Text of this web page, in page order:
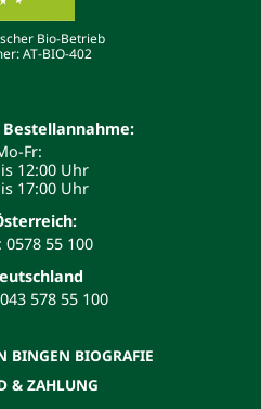
Bio-Betrieb
AT-BIO-402
Fr:
12:00 Uhr
17:00 Uhr
0578 55 100
578 55 100
BINGEN BIOGRAFIE
& ZAHLUNG